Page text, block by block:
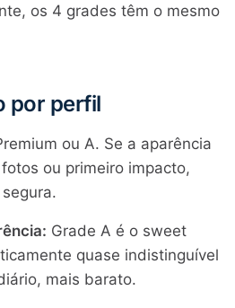
os 4 grades têm o mesmo
por perfil
ou A. Se a aparência
ou primeiro impacto,
Grade A é o sweet
quase indistinguível
mais barato.